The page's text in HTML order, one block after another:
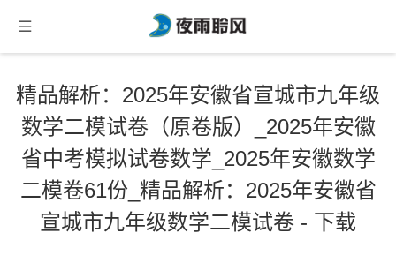
精品解析：2025年安徽省宣城市九年级
数学二模试卷（原卷版）_2025年安徽
省中考模拟试卷数学_2025年安徽数学
二模卷61份_精品解析：2025年安徽省
宣城市九年级数学二模试卷 - 下载